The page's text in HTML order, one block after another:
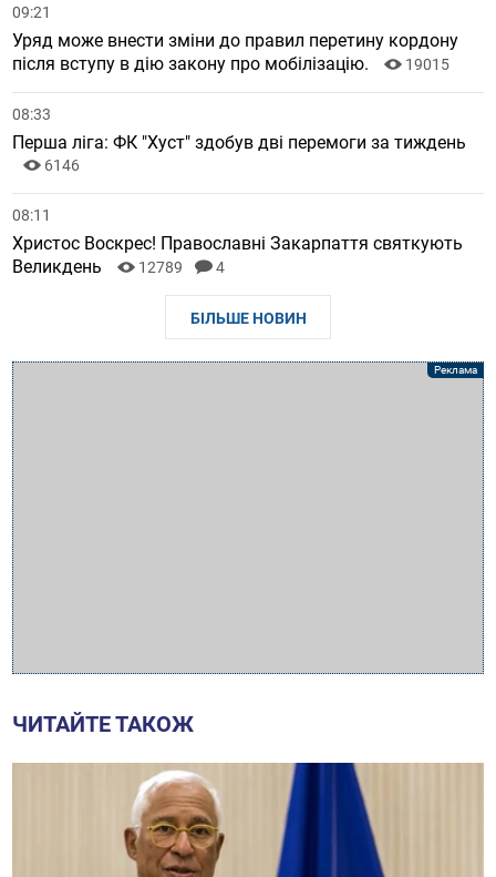
09:21
Уряд може внести зміни до правил перетину кордону
після вступу в дію закону про мобілізацію.
19015
08:33
Перша ліга: ФК "Хуст" здобув дві перемоги за тиждень
6146
08:11
Христос Воскрес! Православні Закарпаття святкують
Великдень
12789 4
БІЛЬШЕ НОВИН
ЧИТАЙТЕ ТАКОЖ